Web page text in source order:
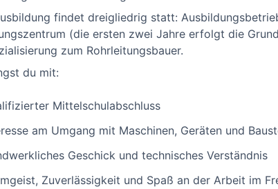
findet dreigliedrig statt:
(die ersten zwei Jahre erfolgt die
zum Rohrleitungsbauer.
du mit:
Mittelschulabschluss
am Umgang mit Maschinen, Geräten und
Geschick und technisches Verständnis
Zuverlässigkeit und Spaß an der Arbeit im